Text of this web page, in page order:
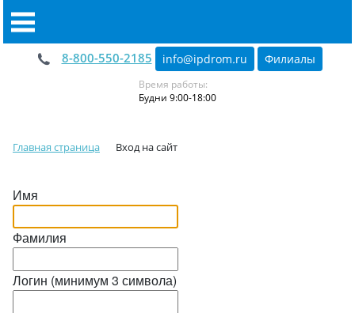
8-800-550-2185 info@ipdrom.ru Филиалы
Время работы:
Будни 9:00-18:00
Главная страница Вход на сайт
Имя
Фамилия
Логин (минимум 3 символа)